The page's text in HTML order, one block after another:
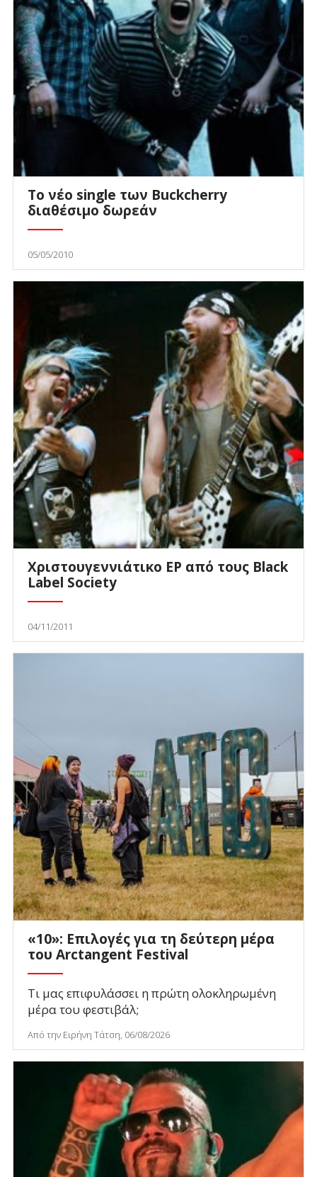
Το νέο single των Buckcherry
διαθέσιμο δωρεάν
05/05/2010
Χριστουγεννιάτικο EP από τους Black
Label Society
04/11/2011
«10»: Επιλογές για τη δεύτερη μέρα
του Arctangent Festival
Τι μας επιφυλάσσει η πρώτη ολοκληρωμένη
μέρα του φεστιβάλ;
Από την Ειρήνη Τάτση, 06/08/2026